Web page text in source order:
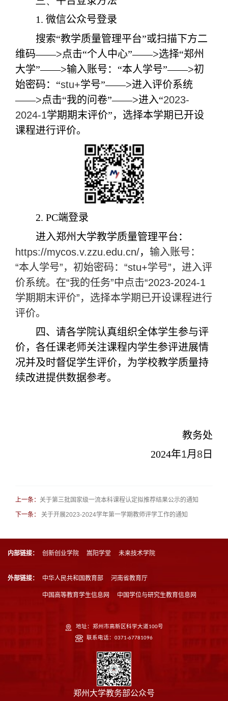
1. 微信公众号登录
搜索“教学质量管理平台”或扫描下方二
维码——>点击“个人中心”——>选择“郑州
大学”——>输入账号：“本人学号”——>初
始密码：“stu+学号”——>进入评价系统
——>点击“我的问卷”——>进入“2023-
2024-1学期期末评价”，选择本学期已开设
课程进行评价。
2. PC端登录
进入郑州大学教学质量管理平台：
https://mycos.v.zzu.edu.cn/， 输入账号：
“本人学号”，初始密码：“stu+学号”，进入评
价系统。在“我的任务”中点击“2023-2024-1
学期期末评价”，选择本学期已开设课程进行
评价。
四、请各学院认真组织全体学生参与评
价，各任课老师关注课程内学生参评进展情
况并及时督促学生评价，为学校教学质量持
续改进提供数据参考。
教务处
2024年1月 8 日
上一条： 关于第三批国家级一流本科课程认定拟推荐结果公示的通知
下一条： 关于开展2023-2024学年第一学期教师评学工作的通知
内部链接： 创新创业学院 嵩阳学堂 未来技术学院
外部链接： 中华人民共和国教育部 河南省教育厅
中国高等教育学生信息网 中国学位与研究生教育信息网
地址：郑州市高新区科学大道100号
联系电话：0371-67781096
郑州大学教务部公众号